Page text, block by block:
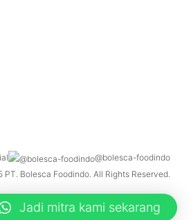
@bolesca-foodindo
Bolesca Foodindo. All Rights Reserved.
Jadi mitra kami sekarang